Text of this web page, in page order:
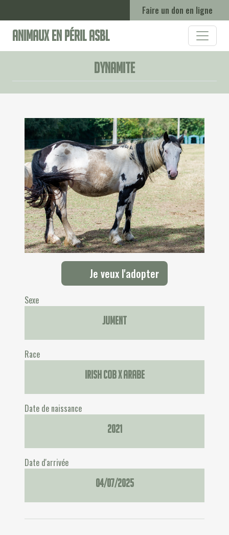
Faire un don en ligne
Animaux en Péril ASBL
Dynamite
Je veux l'adopter
Sexe
Jument
Race
Irish Cob x arabe
Date de naissance
2021
Date d'arrivée
04/07/2025